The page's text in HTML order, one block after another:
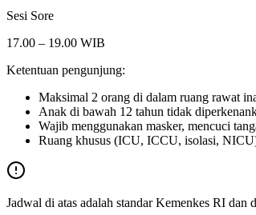
Sesi Sore
17.00 – 19.00 WIB
Ketentuan pengunjung:
Maksimal 2 orang di dalam ruang rawat
Anak di bawah 12 tahun tidak
Wajib menggunakan masker, mencuci
Ruang khusus (ICU, ICCU, isolasi,
Jadwal di atas adalah standar Kemenkes RI